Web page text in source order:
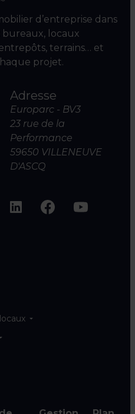
d’entreprise dans
: bureaux, locaux
terrains… et
projet.
Adresse
Europarc - BV3
23 rue de la
Performance
59650 VILLENEUVE
D'ASCQ